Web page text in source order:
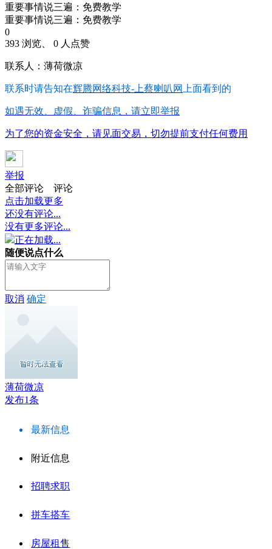
重要事情说三遍：免费教学
重要事情说三遍：免费教学
0
393 浏览、 0 人点赞
联系人：薄荷微凉
联系时请告知在辉腾网络科技-上蔡喇叭网 上面看到的
如遇无效、虚假、诈骗信息，请立即举报
为了您的资金安全，请见面交易，切勿提前支付任何费用
举报
全部评论
评论
点击加载更多
还没有评论...
没有更多评论...
正在加载...
随便说点什么
取消 确定
薄荷微凉
发布1条
最新信息
附近信息
招聘求职
拼车搭车
房屋租售